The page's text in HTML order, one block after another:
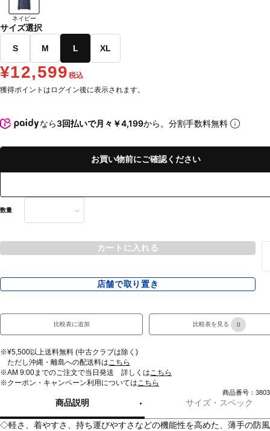
ネイビー
サイズ選択
S M L XL
¥12,599 税込
獲得ポイントはログイン後に表示されます。
なら3回払いで月々￥4,199から。分割手数料無料
お買い物前にご確認ください
数量
カートに入れる
店舗で取り置き
比較表に追加 比較表を見る 0
※¥5,500以上送料無料 (中古クラブは除く)
ただし沖縄・離島への配送料はこちら
※AM 9:00までのご注文で当日発送 詳しくはこちら
※クーポン・キャンペーン利用についてはこちら
商品番号：
商品説明 サイズ・スペック
◇軽さ、着やすさ、持ち運びやすさなどの機能性を高めた、薄手の防